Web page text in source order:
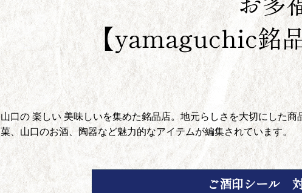
【yamaguchic銘
山口の 楽しい 美味しいを集めた銘品店。地元らしさを大切にした
菓、山口のお酒、陶器など魅力的なアイテムが編集されています。
ご酒印シール